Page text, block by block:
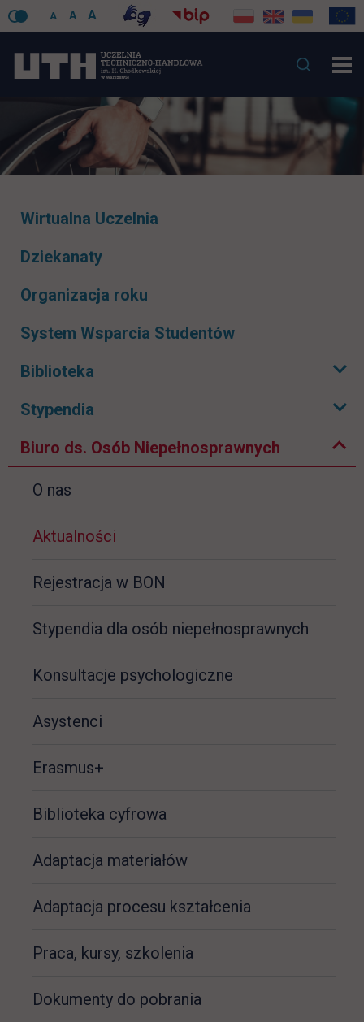
A A A
Pomiń
Wirtualna Uczelnia
Dziekanaty
Organizacja roku
System Wsparcia Studentów
Biblioteka
Rozwiń podmenu
Stypendia Rozwiń podmenu
Biuro ds. Osób Niepełnosprawnych
Zwiń podmenu
O nas
Aktualności
Rejestracja w BON
Stypendia dla osób niepełnosprawnych
Konsultacje psychologiczne
Asystenci
Erasmus+
Biblioteka cyfrowa
Adaptacja materiałów
Adaptacja procesu kształcenia
Praca, kursy, szkolenia
Dokumenty do pobrania